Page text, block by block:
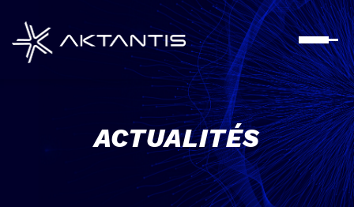
contenu
principal
ACTUALITÉS